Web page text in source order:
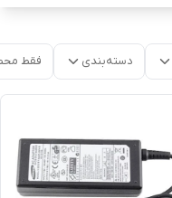
دسته‌بندی فقط